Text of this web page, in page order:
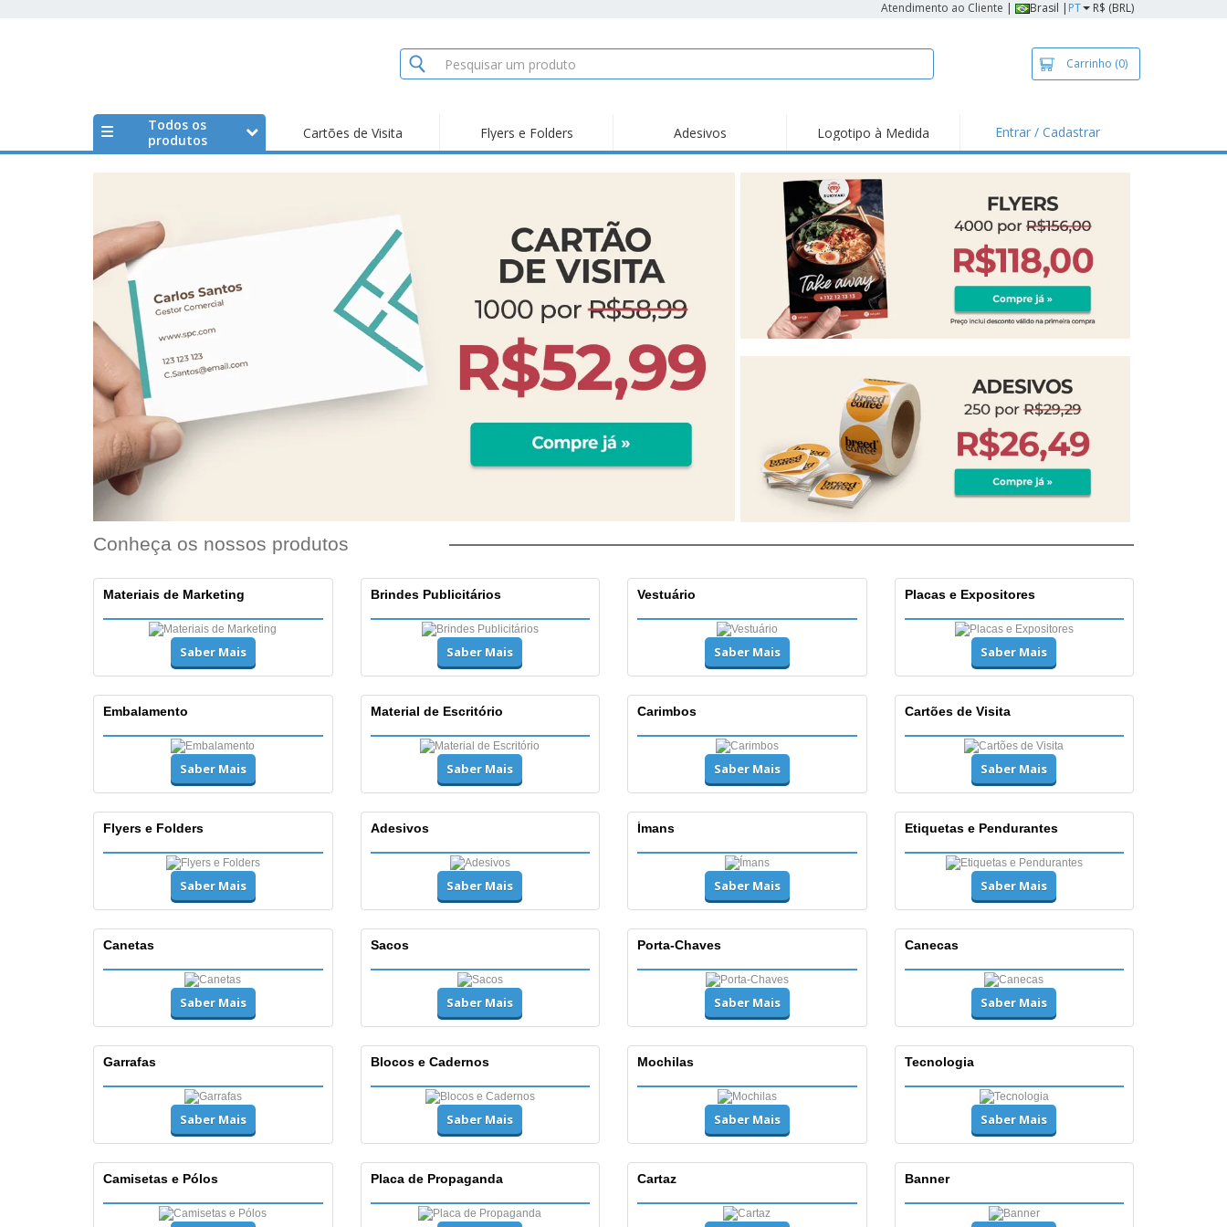
Atendimento ao Cliente | Brasil | PT R$ (BRL)
Carrinho (0)
Todos os
produtos
Cartões de Visita Flyers e Folders Adesivos Logotipo à Medida Entrar / Cadastrar
Conheça os nossos produtos
Materiais de Marketing
Saber Mais
Brindes Publicitários
Saber Mais
Vestuário
Saber Mais
Placas e Expositores
Saber Mais
Embalamento
Saber Mais
Material de Escritório
Saber Mais
Carimbos
Saber Mais
Cartões de Visita
Saber Mais
Flyers e Folders
Saber Mais
Adesivos
Saber Mais
Ímans
Saber Mais
Etiquetas e Pendurantes
Saber Mais
Canetas
Saber Mais
Sacos
Saber Mais
Porta-Chaves
Saber Mais
Canecas
Saber Mais
Garrafas
Saber Mais
Blocos e Cadernos
Saber Mais
Mochilas
Saber Mais
Tecnologia
Saber Mais
Camisetas e Pólos Placa de Propaganda Cartaz Banner